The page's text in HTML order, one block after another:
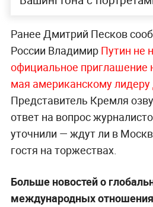
Ранее Дмитрий Песков
России Владимир Путин не
официальное приглашение
мая американскому
Представитель Кремля
ответ на вопрос
уточнили — ждут ли в
гостя на торжествах.
Больше новостей о
международных